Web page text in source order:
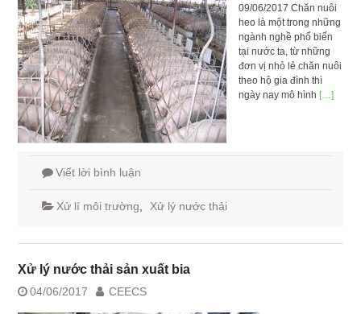
09/06/2017 Chăn nuôi
heo là một trong những
ngành nghề phổ biến
tại nước ta, từ những
đơn vị nhỏ lẻ chăn nuôi
theo hộ gia đình thì
ngày nay mô hình […]
Viết lời bình luận
Xử lí môi trường Xử lý nước thải
Xử lý nước thải sản xuất bia
04/06/2017 CEECS